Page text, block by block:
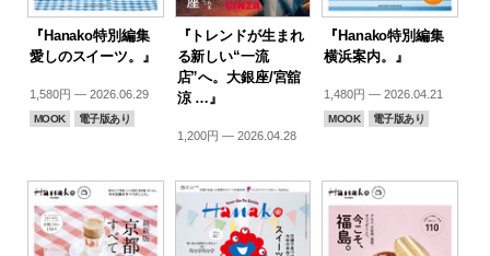
『Hanako特別編集
愛しのスイーツ。』
1,580円 — 2026.06.29
MOOK 電子版あり
『トレンドが生まれ
る新しい“一流
店”へ。大銀座/宮舘
涼 …』
1,200円 — 2026.04.28
『Hanako特別編集
横浜案内。』
1,480円 — 2026.04.21
MOOK 電子版あり